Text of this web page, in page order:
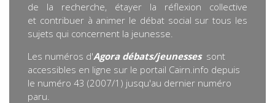
de la recherche, étayer la réflexion collective
et contribuer à animer le débat social sur tous les
sujets qui concernent la jeunesse.
Les numéros d'Agora débats/jeunesses sont
accessibles en ligne sur le portail Cairn.info depuis
le numéro 43 (2007/1) jusqu'au dernier numéro
paru.